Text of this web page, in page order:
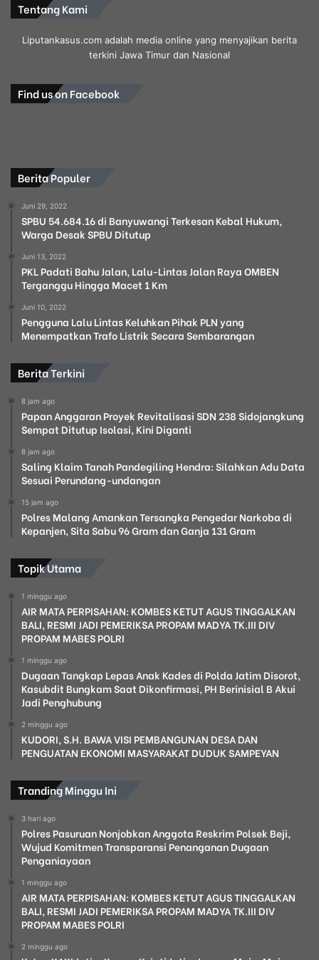
Tentang Kami
Liputankasus.com adalah media online yang menyajikan berita
terkini Jawa Timur dan Nasional
Find us on Facebook
Berita Populer
Juni 29, 2022
SPBU 54.684.16 di Banyuwangi Terkesan Kebal Hukum,
Warga Desak SPBU Ditutup
Juni 13, 2022
PKL Padati Bahu Jalan, Lalu-Lintas Jalan Raya OMBEN
Terganggu Hingga Macet 1 Km
Juni 10, 2022
Pengguna Lalu Lintas Keluhkan Pihak PLN yang
Menempatkan Trafo Listrik Secara Sembarangan
Berita Terkini
8 jam ago
Papan Anggaran Proyek Revitalisasi SDN 238 Sidojangkung
Sempat Ditutup Isolasi, Kini Diganti
8 jam ago
Saling Klaim Tanah Pandegiling Hendra: Silahkan Adu Data
Sesuai Perundang-undangan
15 jam ago
Polres Malang Amankan Tersangka Pengedar Narkoba di
Kepanjen, Sita Sabu 96 Gram dan Ganja 131 Gram
Topik Utama
1 minggu ago
AIR MATA PERPISAHAN: KOMBES KETUT AGUS TINGGALKAN
BALI, RESMI JADI PEMERIKSA PROPAM MADYA TK.III DIV
PROPAM MABES POLRI
1 minggu ago
Dugaan Tangkap Lepas Anak Kades di Polda Jatim Disorot,
Kasubdit Bungkam Saat Dikonfirmasi, PH Berinisial B Akui
Jadi Penghubung
2 minggu ago
KUDORI, S.H. BAWA VISI PEMBANGUNAN DESA DAN
PENGUATAN EKONOMI MASYARAKAT DUDUK SAMPEYAN
Tranding Minggu Ini
3 hari ago
Polres Pasuruan Nonjobkan Anggota Reskrim Polsek Beji,
Wujud Komitmen Transparansi Penanganan Dugaan
Penganiayaan
1 minggu ago
AIR MATA PERPISAHAN: KOMBES KETUT AGUS TINGGALKAN
BALI, RESMI JADI PEMERIKSA PROPAM MADYA TK.III DIV
PROPAM MABES POLRI
2 minggu ago